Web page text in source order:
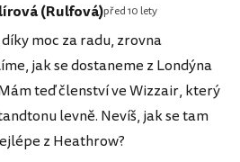
(Rulfová)před 10 lety
moc za radu, zrovna
jak se dostaneme z Londýna
teď členství ve Wizzair, který
levně. Nevíš, jak se tam
z Heathrow?